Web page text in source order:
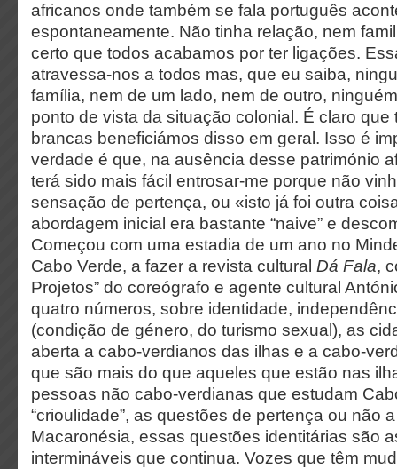
africanos onde também se fala português
espontaneamente. Não tinha relação, nem
certo que todos acabamos por ter ligações.
atravessa-nos a todos mas, que eu saiba,
família, nem de um lado, nem de outro,
ponto de vista da situação colonial. É claro
brancas beneficiámos disso em geral. Isso é
verdade é que, na ausência desse património
terá sido mais fácil entrosar-me porque não
sensação de pertença, ou «isto já foi outra
abordagem inicial era bastante “naive” e
Começou com uma estadia de um ano no
Cabo Verde, a fazer a revista cultural Dá Fala,
Projetos” do coreógrafo e agente cultural
quatro números, sobre identidade,
(condição de género, do turismo sexual), as
aberta a cabo-verdianos das ilhas e a cabo-
que são mais do que aqueles que estão nas
pessoas não cabo-verdianas que estudam
“crioulidade”, as questões de pertença ou não
Macaronésia, essas questões identitárias são
intermináveis que continua. Vozes que têm